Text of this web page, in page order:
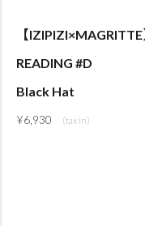
【IZIPIZI×MAGRITTE
READING #D
Black Hat
¥6,930